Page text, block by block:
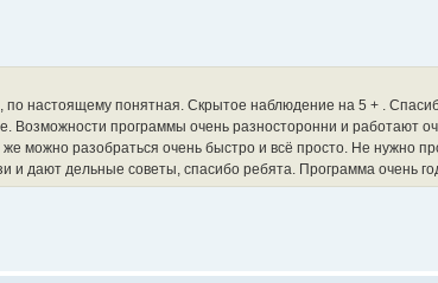
настоящему понятная. Скрытое наблюдение на 5 + .
Возможности программы очень разносторонни и работают
можно разобраться очень быстро и всё просто. Не нужно
и дают дельные советы, спасибо ребята. Программа очень